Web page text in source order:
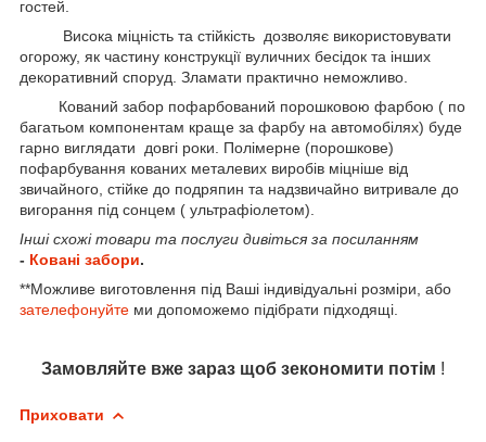
гостей.
Висока міцність та стійкість дозволяє використовувати
огорожу, як частину конструкції вуличних бесідок та інших
декоративний споруд. Зламати практично неможливо.
Кований забор пофарбований порошковою фарбою ( по
багатьом компонентам краще за фарбу на автомобілях) буде
гарно виглядати довгі роки. Полімерне (порошкове)
пофарбування кованих металевих виробів міцніше від
звичайного, стійке до подряпин та надзвичайно витривале до
вигорання під сонцем ( ультрафіолетом).
Інші схожі товари та послуги дивіться за посиланням
- Ковані забори.
**Можливе виготовлення під Ваші індивідуальні розміри, або
зателефонуйте ми допоможемо підібрати підходящі.
Замовляйте вже зараз щоб зекономити потім !
Приховати